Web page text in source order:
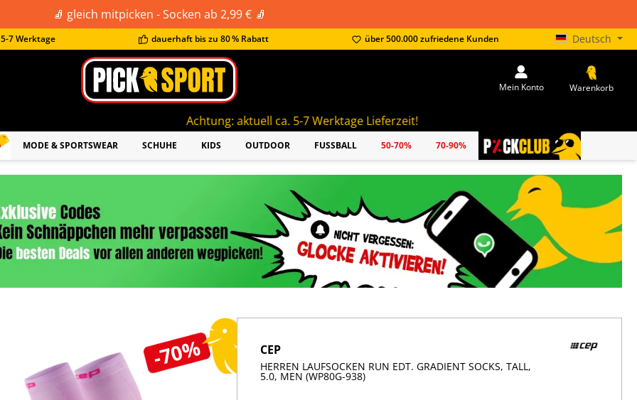
🧦 gleich mitpicken - Socken ab 2,99 € 🧦
7 Werktage dauerhaft bis zu 80 % Rabatt über 500.000 zufriedene Kunden Deutsch
Achtung: aktuell ca. 5-7 Werktage Lieferzeit!
Mein Konto Warenkorb
MODE & SPORTSWEAR SCHUHE KIDS OUTDOOR FUSSBALL 50-70% 70-90% PICKCLUB
-70%
CEP
HERREN LAUFSOCKEN RUN EDT. GRADIENT SOCKS, TALL,
5.0, MEN (WP80G-938)